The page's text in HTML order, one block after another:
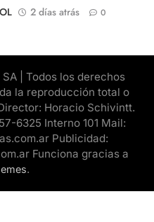
2 días atrás 0
| Todos los derechos
la reproducción total o
Horacio Schivintt.
6325 Interno 101 Mail:
Publicidad:
Funciona gracias a
.